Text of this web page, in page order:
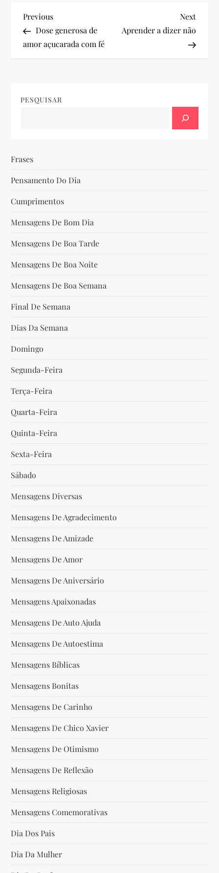
N
a
ç
ã
o
d
e
P
s
t
Previous
Post
Previous
Dose generosa de
amor açucarada com fé
Next
Post
Next
Aprender a dizer não
PESQUISAR
Frases
Pensamento Do Dia
Cumprimentos
Mensagens De Bom Dia
Mensagens De Boa Tarde
Mensagens De Boa Noite
Mensagens De Boa Semana
Final De Semana
Dias Da Semana
Domingo
Segunda-Feira
Terça-Feira
Quarta-Feira
Quinta-Feira
Sexta-Feira
Sábado
Mensagens Diversas
Mensagens De Agradecimento
Mensagens De Amizade
Mensagens De Amor
Mensagens De Aniversário
Mensagens Apaixonadas
Mensagens De Auto Ajuda
Mensagens De Autoestima
Mensagens Bíblicas
Mensagens Bonitas
Mensagens De Carinho
Mensagens De Chico Xavier
Mensagens De Otimismo
Mensagens De Reflexão
Mensagens Religiosas
Mensagens Comemorativas
Dia Dos Pais
Dia Da Mulher